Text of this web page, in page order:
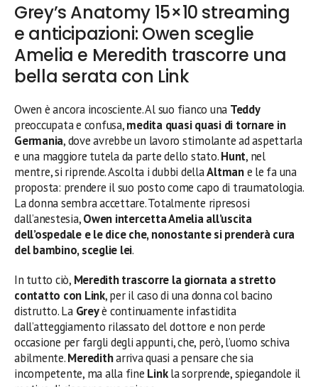
Grey’s Anatomy 15×10 streaming
e anticipazioni: Owen sceglie
Amelia e Meredith trascorre una
bella serata con Link
Owen è ancora incosciente. Al suo fianco una Teddy
preoccupata e confusa,medita quasi quasi di tornare in
Germania, dove avrebbe un lavoro stimolante ad aspettarla
e una maggiore tutela da parte dello stato.Hunt, nel
mentre, si riprende. Ascolta i dubbi dellaAltmane le fa una
proposta: prendere il suo posto come capo di traumatologia.
La donna sembra accettare. Totalmente ripresosi
dall’anestesia,Owen intercetta Amelia all’uscita
dell’ospedale e le dice che, nonostante si prenderà cura
del bambino, sceglie lei.
In tutto ciò, Meredith trascorre la giornata a stretto
contatto con Link, per il caso di una donna col bacino
distrutto. La Greyè continuamente infastidita
dall’atteggiamento rilassato del dottore e non perde
occasione per fargli degli appunti, che, però, l’uomo schiva
abilmente.Mereditharriva quasi a pensare che sia
incompetente, ma alla fine Linkla sorprende, spiegandole il